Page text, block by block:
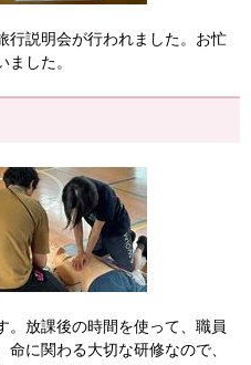
説明会が行われました。お忙
した。
放課後の時間を使って、職員
に関わる大切な研修なので、